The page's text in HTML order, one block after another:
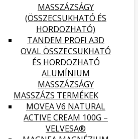
MASSZÁZSÁGY
(ÖSSZECSUKHATÓ ÉS
HORDOZHATÓ)
TANDEM PROFI A3D
OVAL ÖSSZECSUKHATÓ
ÉS HORDOZHATÓ
ALUMÍNIUM
MASSZÁZSÁGY
MASSZÁZS TERMÉKEK
MOVEA V6 NATURAL
ACTIVE CREAM 100G –
VELVESA®